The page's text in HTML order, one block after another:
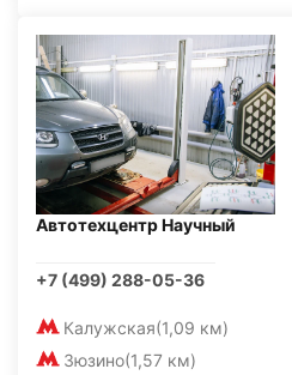
Автотехцентр Научный
+7 (499) 288-05-36
Калужская(1,09 км)
Зюзино(1,57 км)